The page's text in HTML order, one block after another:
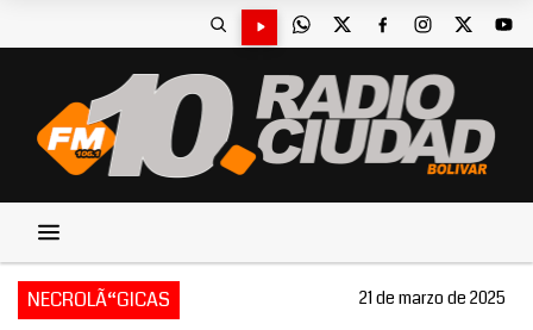
NECROLÃ“GICAS 21 de marzo de 2025